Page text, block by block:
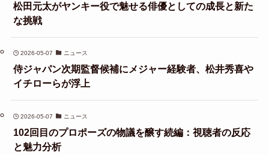
松田元太がヤンキー役で魅せる俳優としての成長と新た
な挑戦
2026-05-07 ニュース
侍ジャパン次期監督候補にメジャー経験者、松井秀喜や
イチローらが浮上
2026-05-07 ニュース
102回目のプロポーズの物議を醸す続編：視聴者の反応
と魅力分析